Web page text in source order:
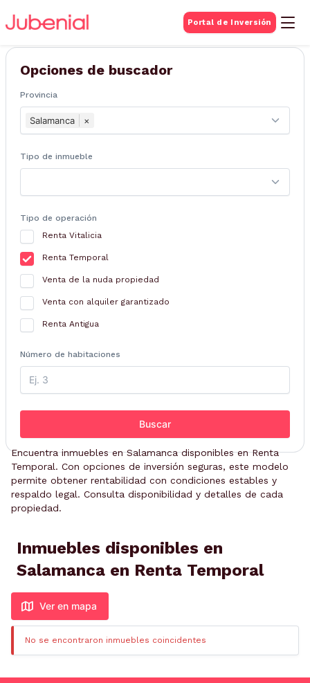
Portal de Inversión
BUSQUEDA DE
Inmuebles
Opciones de buscador
Provincia
Salamanca ×
Tipo de inmueble
Tipo de operación
Renta Vitalicia
Renta Temporal
Venta de la nuda propiedad
Venta con alquiler garantizado
Renta Antigua
Número de habitaciones
Buscar
Encuentra inmuebles en Salamanca disponibles en Renta
Temporal. Con opciones de inversión seguras, este modelo
permite obtener rentabilidad con condiciones estables y
respaldo legal. Consulta disponibilidad y detalles de cada
propiedad.
Inmuebles disponibles en
Salamanca en Renta Temporal
Ver en mapa
No se encontraron inmuebles coincidentes